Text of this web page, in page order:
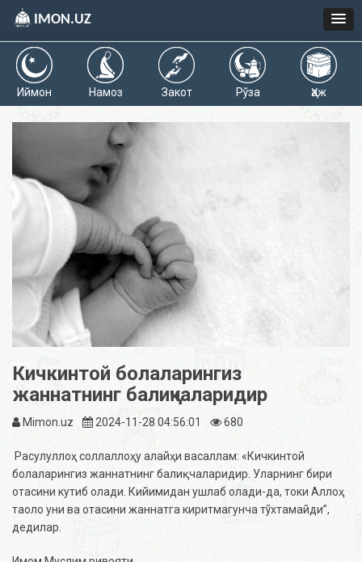
IMON.UZ
Иймон Намоз Закот Рўза Ҳаж
Кичкинтой болаларингиз
жаннатнинг балиқчаларидир
Mimon.uz 2024-11-28 04:56:01 680
Расулуллоҳ соллаллоҳу алайҳи васаллам: «Кичкинтой
болаларингиз жаннатнинг балиқчаларидир. Уларнинг бири
отасини кутиб олади. Кийимидан ушлаб олади-да, токи Аллоҳ
таоло уни ва отасини жаннатга киритмагунча тўхтамайди”,
дедилар.